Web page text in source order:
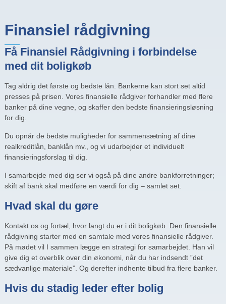
Finansiel rådgivning
Få Finansiel Rådgivning i forbindelse
med dit boligkøb
Tag aldrig det første og bedste lån. Bankerne kan stort set altid
presses på prisen. Vores finansielle rådgiver forhandler med flere
banker på dine vegne, og skaffer den bedste finansieringsløsning
for dig.
Du opnår de bedste muligheder for sammensætning af dine
realkreditlån, banklån mv., og vi udarbejder et individuelt
finansieringsforslag til dig.
I samarbejde med dig ser vi også på dine andre bankforretninger;
skift af bank skal medføre en værdi for dig – samlet set.
Hvad skal du gøre
Kontakt os og fortæl, hvor langt du er i dit boligkøb. Den finansielle
rådgivning starter med en samtale med vores finansielle rådgiver.
På mødet vil I sammen lægge en strategi for samarbejdet. Han vil
give dig et overblik over din økonomi, når du har indsendt ”det
sædvanlige materiale”. Og derefter indhente tilbud fra flere banker.
Hvis du stadig leder efter bolig